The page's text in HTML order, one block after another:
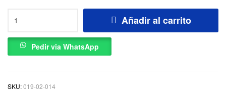
Añadir al carrito
Pedir via WhatsApp
SKU:019-02-014